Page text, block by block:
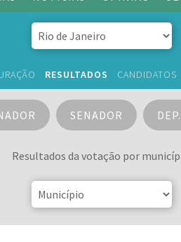
RESULTADOS CANDIDATOS
SENADOR
Resultados da votação por